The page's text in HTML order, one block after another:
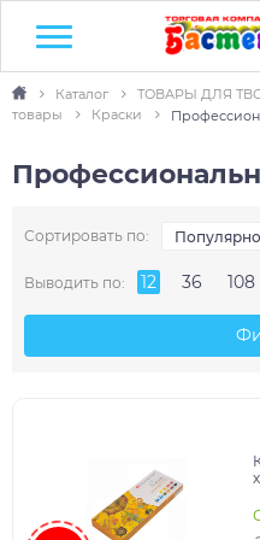
Каталог ТОВАРЫ ДЛЯ
товары
Краски
Сортировать по:
Выводить по: 12 36 108